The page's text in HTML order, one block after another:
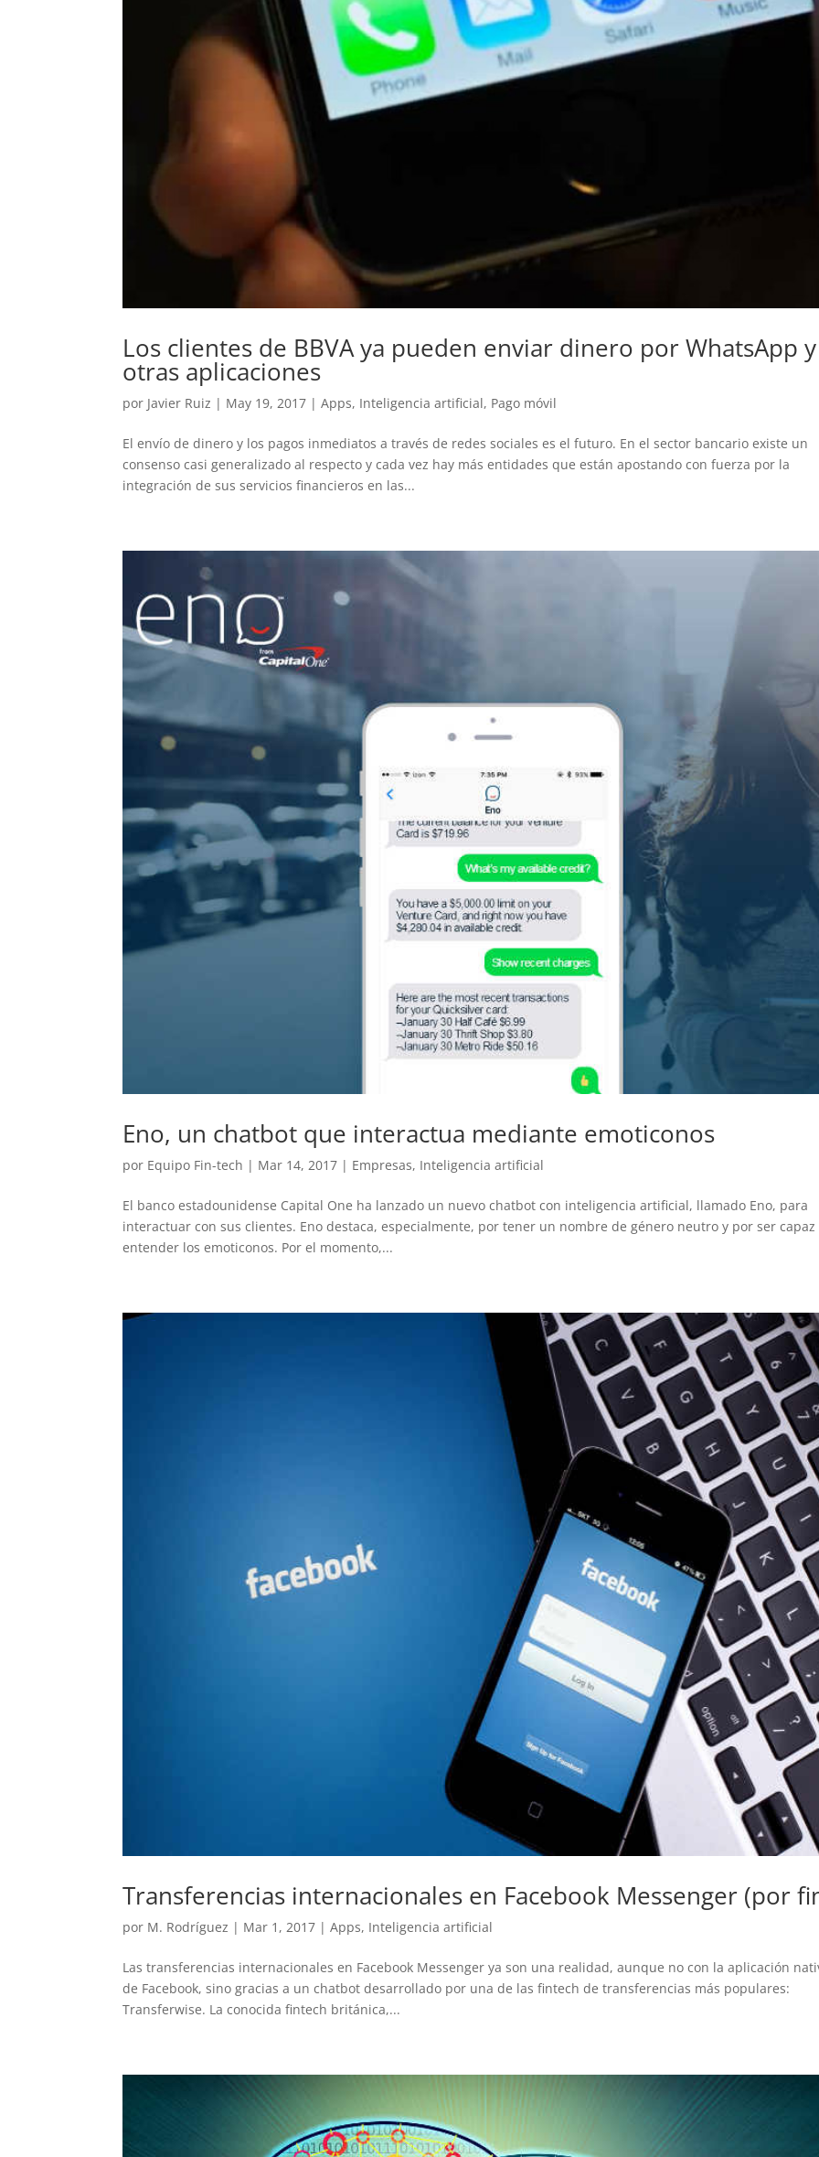
Los clientes de BBVA ya pueden enviar dinero por WhatsApp y
otras aplicaciones
por Javier Ruiz | May 19, 2017 |Apps, Inteligencia artificial, Pago móvil
El envío de dinero y los pagos inmediatos a través de redes sociales es el futuro. En el sector bancario existe un
consenso casi generalizado al respecto y cada vez hay más entidades que están apostando con fuerza por la
integración de sus servicios financieros en las...
Eno, un chatbot que interactua mediante emoticonos
por Equipo Fin-tech | Mar 14, 2017 | Empresas, Inteligencia artificial
El banco estadounidense Capital One ha lanzado un nuevo chatbot con inteligencia artificial, llamado Eno, para
interactuar con sus clientes. Eno destaca, especialmente, por tener un nombre de género neutro y por ser capaz
entender los emoticonos. Por el momento,...
Transferencias internacionales en Facebook Messenger (por
por M. Rodríguez | Mar 1, 2017 |Apps, Inteligencia artificial
Las transferencias internacionales en Facebook Messenger ya son una realidad, aunque no con la aplicación
de Facebook, sino gracias a un chatbot desarrollado por una de las fintech de transferencias más populares:
Transferwise. La conocida fintech británica,...